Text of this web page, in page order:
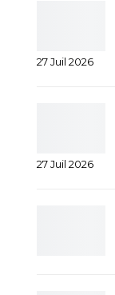
27 Juil 2026
27 Juil 2026